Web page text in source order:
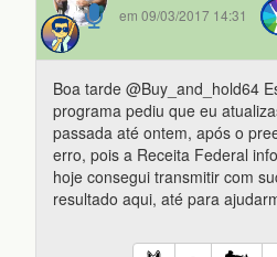
em 09/03/2017 14:31
Boa tarde @Buy_and_hold64
programa pediu que eu
passada até ontem, após o
erro, pois a Receita Federal
hoje consegui transmitir com
resultado aqui, até para